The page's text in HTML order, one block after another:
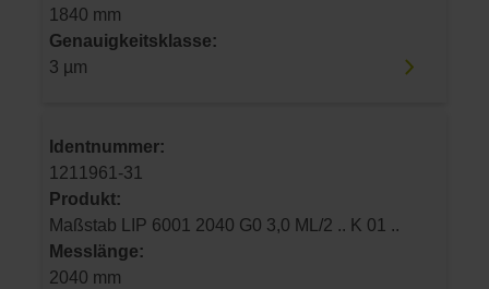
1840 mm
Genauigkeitsklasse:
3 µm
Identnummer:
1211961-31
Produkt:
Maßstab LIP 6001 2040 G0 3,0 ML/2 .. K 01 ..
Messlänge:
2040 mm